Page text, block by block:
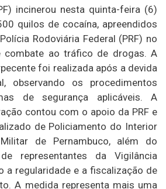
incinerou nesta quinta-feira (6)
quilos de cocaína, apreendidos
Rodoviária Federal (PRF) no
combate ao tráfico de drogas. A
foi realizada após a devida
observando os procedimentos
de segurança aplicáveis. A
contou com o apoio da PRF e
de Policiamento do Interior
de Pernambuco, além do
representantes da Vigilância
a regularidade e a fiscalização de
A medida representa mais uma